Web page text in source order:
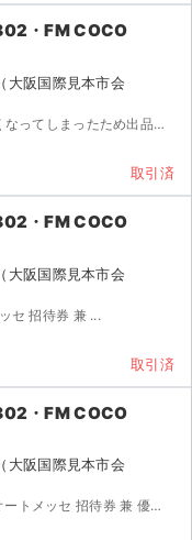
・FM COCO
阪国際見本市会
[詳細] 優先エリア整理番号 - 番 予定が合わなくなってしまったため出品いたします。 ラジオ...
取引済
・FM COCO
阪国際見本市会
セ 招待券 兼 ...
取引済
・FM COCO
阪国際見本市会
[詳細] 入場券兼優先エリア観覧チケット 大阪オートメッセ 招待券 兼 優先...